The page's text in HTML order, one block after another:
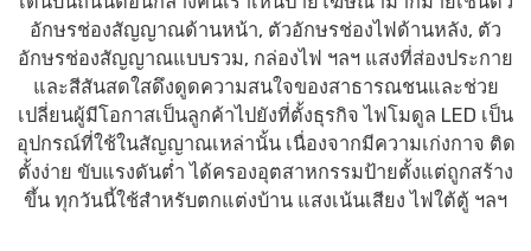
อักษรช่องสัญญาณด้านหน้า, ตัวอักษรช่องไฟด้านหลัง, ตัว
อักษรช่องสัญญาณแบบรวม, กล่องไฟ ฯลฯ แสงที่ส่องประกาย
และสีสันสดใสดึงดูดความสนใจของสาธารณชนและช่วย
เปลี่ยนผู้มีโอกาสเป็นลูกค้าไปยังที่ตั้งธุรกิจ ไฟโมดูล LED เป็น
อุปกรณ์ที่ใช้ในสัญญาณเหล่านั้น เนื่องจากมีความเก่งกาจ ติด
ตั้งง่าย ขับแรงดันต่ำ ได้ครองอุตสาหกรรมป้ายตั้งแต่ถูกสร้าง
ขึ้น ทุกวันนี้ใช้สำหรับตกแต่งบ้าน แสงเน้นเสียง ไฟใต้ตู้ ฯลฯ